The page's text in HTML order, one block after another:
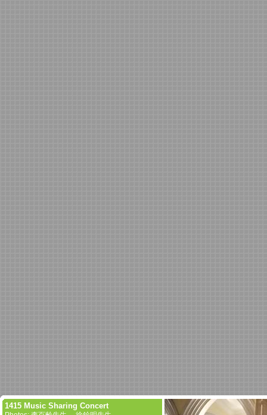
1415 Music Sharing Concert